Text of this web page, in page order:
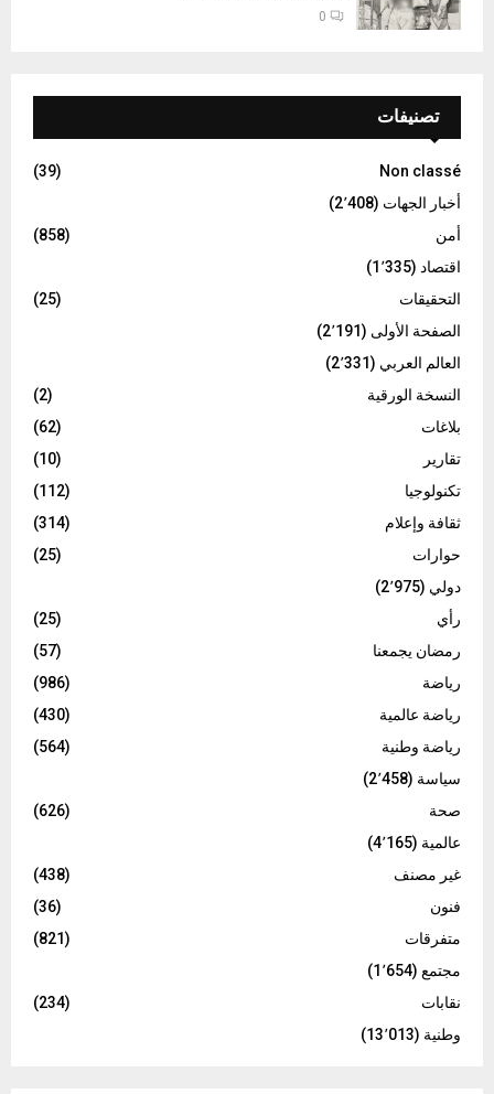
0
تصنيفات
Non classé
(39)
أخبار الجهات (2٬408)
أمن
(858)
اقتصاد (1٬335)
التحقيقات
(25)
الصفحة الأولى (2٬191)
العالم العربي (2٬331)
النسخة الورقية
(2)
بلاغات
(62)
تقارير
(10)
تكنولوجيا
(112)
ثقافة وإعلام
(314)
حوارات
(25)
دولي (2٬975)
رأي
(25)
رمضان يجمعنا
(57)
رياضة
(986)
رياضة عالمية
(430)
رياضة وطنية
(564)
سياسة (2٬458)
صحة
(626)
عالمية (4٬165)
غير مصنف
(438)
فنون
(36)
متفرقات
(821)
مجتمع (1٬654)
نقابات
(234)
وطنية (13٬013)